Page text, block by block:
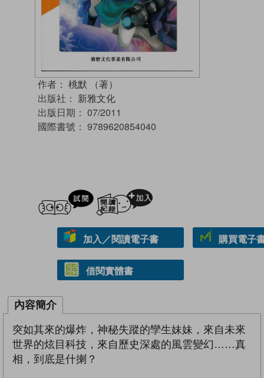
作者： 桃默 （著）
出版社： 新雅文化
出版日期： 07/2011
國際書號： 9789620854040
試閲
加入／閱讀電子書 購買電子
借閱實體書
內容簡介
突如其來的爆炸，神秘失蹤的孿生妹妹，來自未來
世界的炫目科技，來自歷史深處的風雲變幻……真
相，到底是什揦？